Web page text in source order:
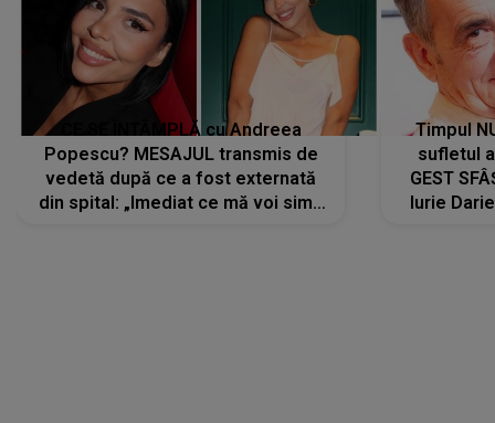
CE SE ÎNTÂMPLĂ cu Andreea
Popescu? MESAJUL transmis de
vedetă după ce a fost externată
din spital: „Imediat ce mă voi simți
Timpul
sufletul
GEST
Iurie